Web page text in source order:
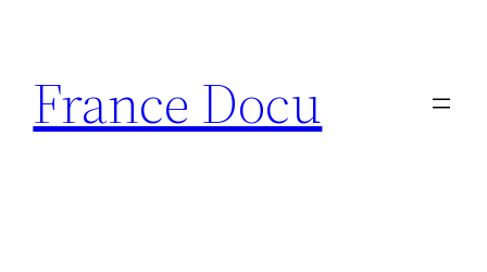
contenu
France Docu